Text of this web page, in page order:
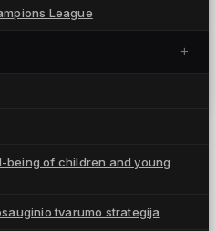
League
being of children and young
tvarumo strategija
akistatoje